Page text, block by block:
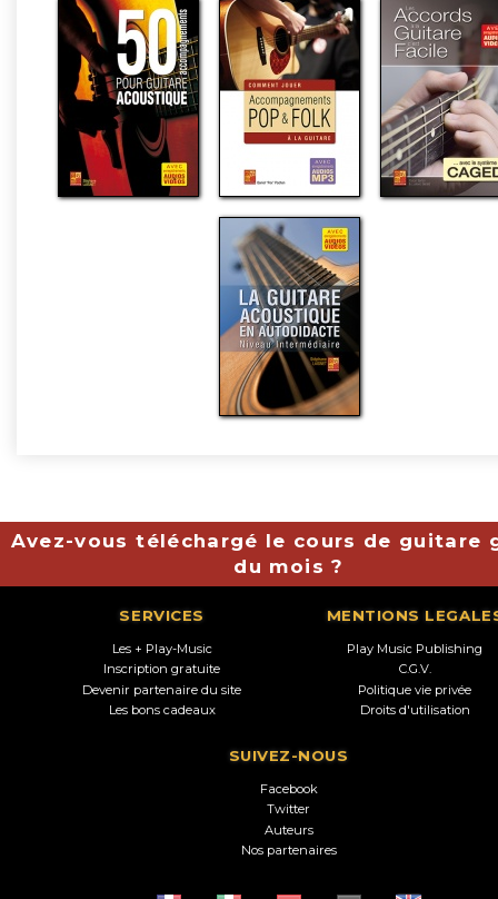
Avez-vous téléchargé le cours de guitare
du mois ?
SERVICES
Les + Play-Music
Inscription gratuite
Devenir partenaire du site
Les bons cadeaux
MENTIONS
Play Music Publishing
C.G.V.
Politique vie privée
Droits d'utilisation
SUIVEZ-NOUS
Facebook
Twitter
Auteurs
Nos partenaires